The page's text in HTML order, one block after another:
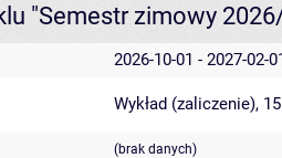
"Semestr zimowy
2026-10-01 - 2027-02-
Wykład (zaliczenie),
(brak danych)